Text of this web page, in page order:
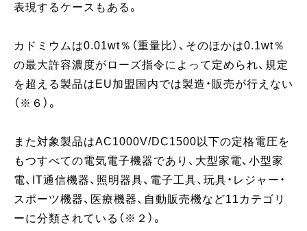
表現するケースもある。
カドミウムは0.01wt％（重量比）、そのほかは0.1wt％
の最大許容濃度がローズ指令によって定められ、規定
を超える製品はEU加盟国内では製造・販売が行えない
（※６）。
また対象製品はAC1000V/DC1500以下の定格電圧を
もつすべての電気電子機器であり、大型家電、小型家
電、IT通信機器、照明器具、電子工具、玩具・レジャー・
スポーツ機器、医療機器、自動販売機など11カテゴリ
ーに分類されている（※２）。